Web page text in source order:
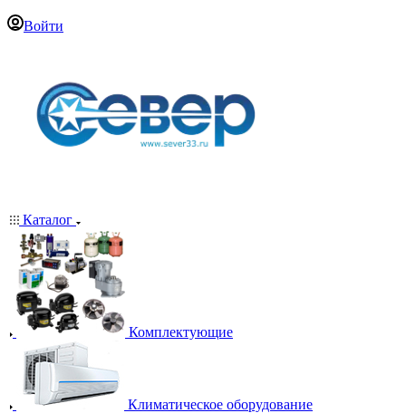
Войти
Каталог
Комплектующие
Климатическое оборудование